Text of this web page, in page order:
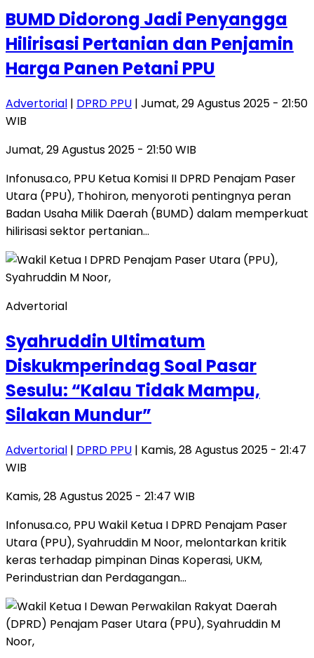
BUMD Didorong Jadi Penyangga
Hilirisasi Pertanian dan Penjamin
Harga Panen Petani PPU
Advertorial | DPRD PPU | Jumat, 29 Agustus 2025 - 21:50
WIB
Jumat, 29 Agustus 2025 - 21:50 WIB
Infonusa.co, PPU Ketua Komisi II DPRD Penajam Paser
Utara (PPU), Thohiron, menyoroti pentingnya peran
Badan Usaha Milik Daerah (BUMD) dalam memperkuat
hilirisasi sektor pertanian…
Advertorial
Syahruddin Ultimatum
Diskukmperindag Soal Pasar
Sesulu: “Kalau Tidak Mampu,
Silakan Mundur”
Advertorial | DPRD PPU | Kamis, 28 Agustus 2025 - 21:47
WIB
Kamis, 28 Agustus 2025 - 21:47 WIB
Infonusa.co, PPU Wakil Ketua I DPRD Penajam Paser
Utara (PPU), Syahruddin M Noor, melontarkan kritik
keras terhadap pimpinan Dinas Koperasi, UKM,
Perindustrian dan Perdagangan…